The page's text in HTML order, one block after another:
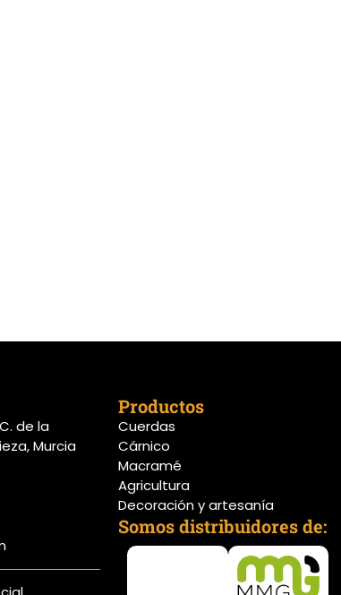
de la
Murcia
Productos
Cuerdas
Cárnico
Macramé
Agricultura
Decoración y artesanía
Somos distribuidores de: